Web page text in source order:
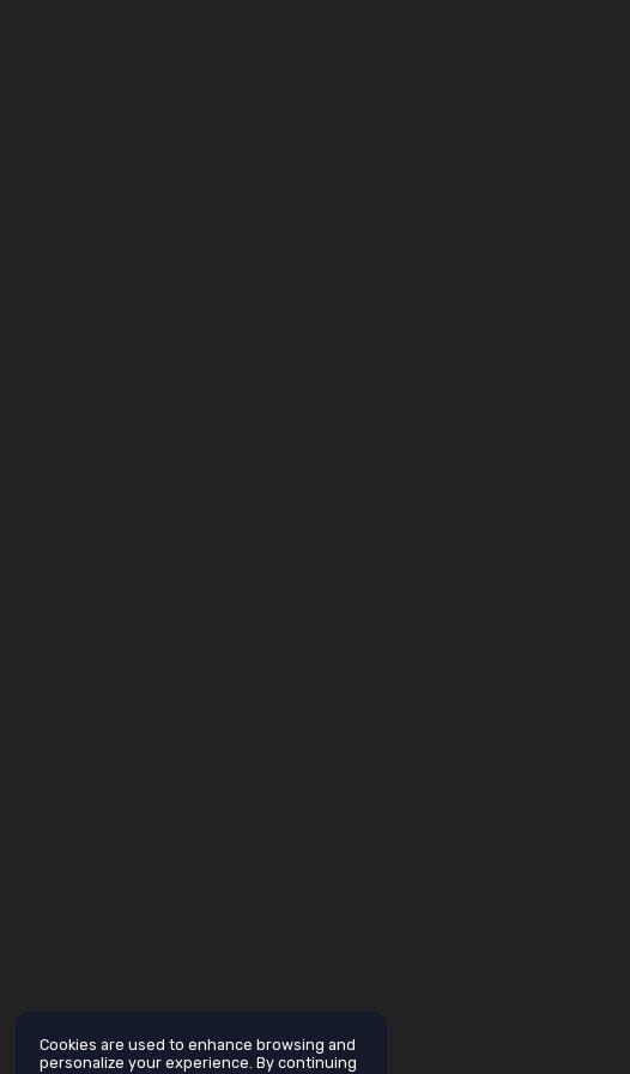
Cookies are used to enhance browsing and
personalize your experience. By continuing